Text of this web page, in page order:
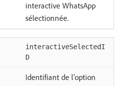
interactive WhatsApp
sélectionnée.
interactiveSelectedI
D
Identifiant de l’option